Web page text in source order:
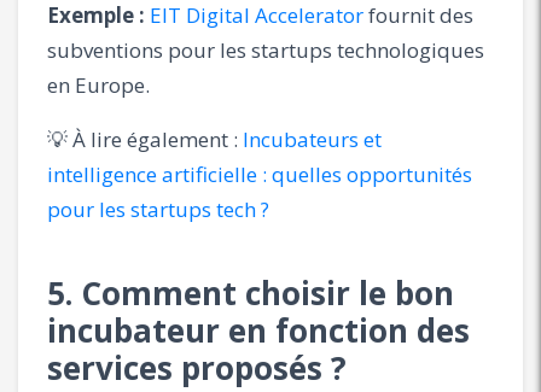
Exemple : EIT Digital Acceleratorfournit des
subventions pour les startups technologiques
en Europe.
💡 À lire également : Incubateurs et
intelligence artificielle : quelles opportunités
pour les startups tech ?
5. Comment choisir le bon
incubateur en fonction des
services proposés ?